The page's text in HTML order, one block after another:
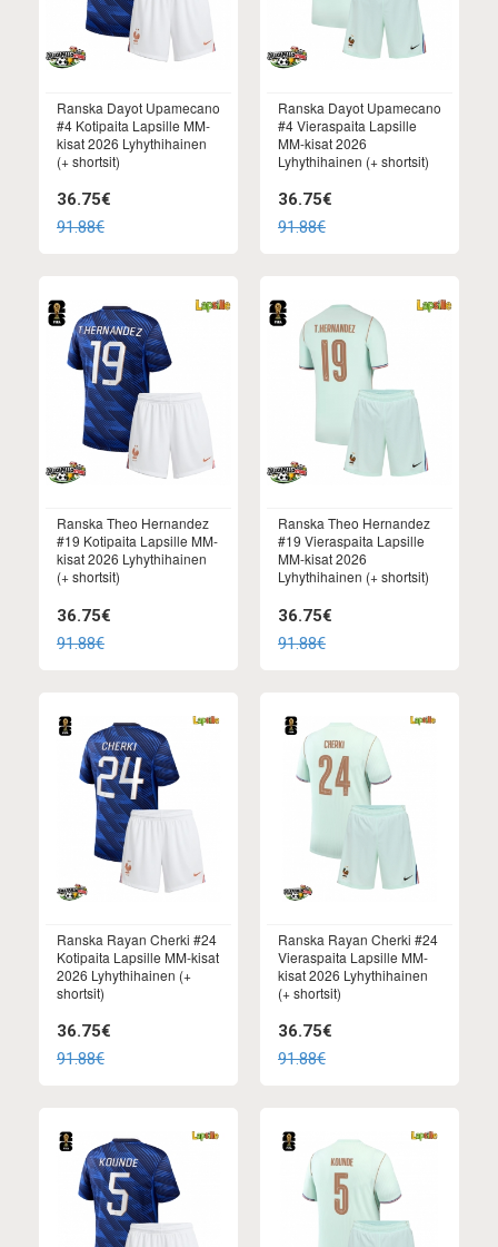
Ranska Dayot Upamecano
#4 Kotipaita Lapsille MM-
kisat 2026 Lyhythihainen
(+ shortsit)
36.75€
91.88€
Ranska Dayot Upamecano
#4 Vieraspaita Lapsille
MM-kisat 2026
Lyhythihainen (+ shortsit)
36.75€
91.88€
Ranska Theo Hernandez
#19 Kotipaita Lapsille MM-
kisat 2026 Lyhythihainen
(+ shortsit)
36.75€
91.88€
Ranska Theo Hernandez
#19 Vieraspaita Lapsille
MM-kisat 2026
Lyhythihainen (+ shortsit)
36.75€
91.88€
Ranska Rayan Cherki #24
Kotipaita Lapsille MM-kisat
2026 Lyhythihainen (+
shortsit)
36.75€
91.88€
Ranska Rayan Cherki #24
Vieraspaita Lapsille MM-
kisat 2026 Lyhythihainen
(+ shortsit)
36.75€
91.88€